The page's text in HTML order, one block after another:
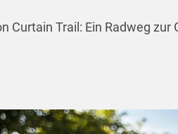
Curtain Trail: Ein Radweg zur